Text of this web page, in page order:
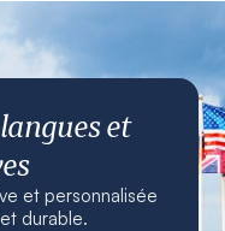
et
et personnalisée
durable.